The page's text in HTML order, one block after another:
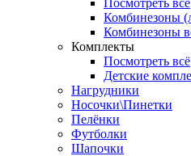
Комбинезоны
Комбинезоны
Комплекты
Посмотреть всё
Детские
Нагрудники
Носочки\Пинетки
Пелёнки
Футболки
Шапочки